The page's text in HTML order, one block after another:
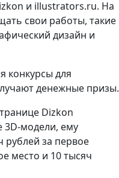
и illustrators.ru. На
свои работы, такие
дизайн и
конкурсы для
денежные призы.
Dizkon
3D-модели, ему
рублей за первое
место и 10 тысяч